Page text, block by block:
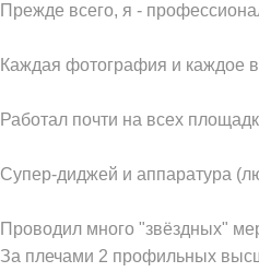
Прежде всего, я -
Каждая фотография и каждое
Работал почти на всех
Супер-диджей и аппаратура
Проводил много "звёздных"
За плечами 2 профильных